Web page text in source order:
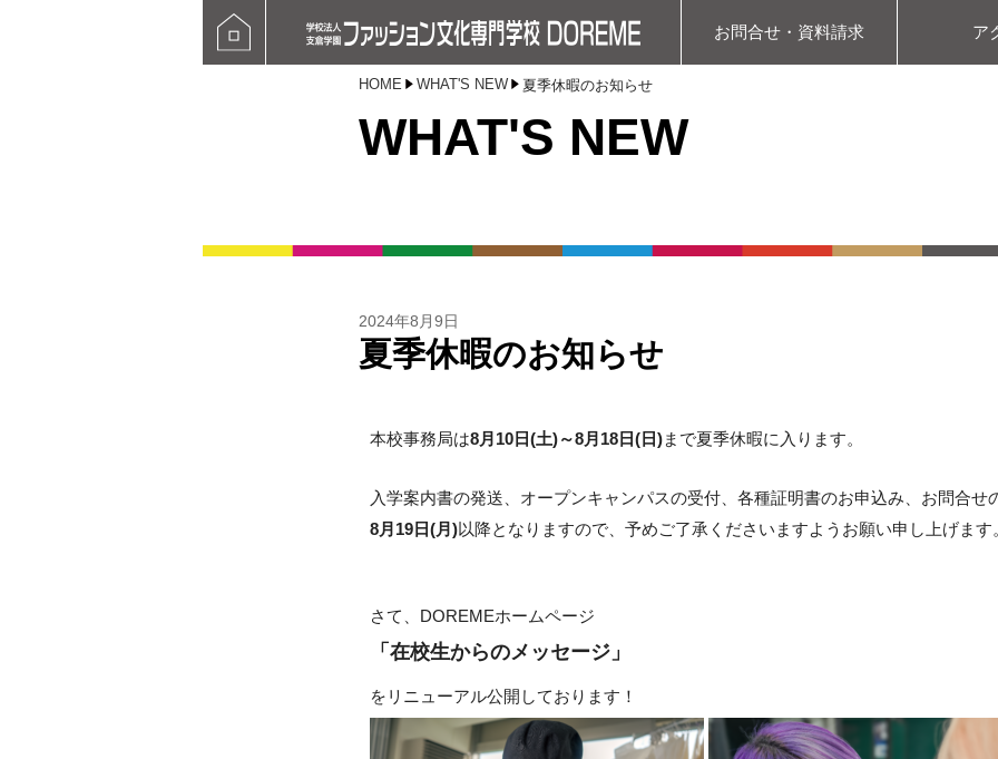
お問合せ・資料請求 ア
HOME WHAT'S NEW 夏季休暇のお知らせ
WHAT'S NEW
2024年8月9日
夏季休暇のお知らせ
本校事務局は8月10 日(土)～8月18日(日)まで夏季休暇に入ります。
入学案内書の発送、オープンキャンパスの受付、各種証明書のお申込み、お問合せ
8月19日(月)以降となりますので、予めご了承くださいますようお願い申し上げます
さて、DOREMEホームページ
「在校生からのメッセージ」
をリニューアル公開しております！